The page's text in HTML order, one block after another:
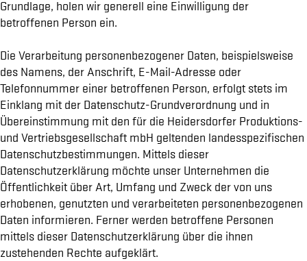
Grundlage, holen wir generell eine Einwilligung der
betroffenen Person ein.
Die Verarbeitung personenbezogener Daten, beispielsweise
des Namens, der Anschrift, E-Mail-Adresse oder
Telefonnummer einer betroffenen Person, erfolgt stets im
Einklang mit der Datenschutz-Grundverordnung und in
Übereinstimmung mit den für die Heidersdorfer Produktions-
und Vertriebsgesellschaft mbH geltenden landesspezifischen
Datenschutzbestimmungen. Mittels dieser
Datenschutzerklärung möchte unser Unternehmen die
Öffentlichkeit über Art, Umfang und Zweck der von uns
erhobenen, genutzten und verarbeiteten personenbezogenen
Daten informieren. Ferner werden betroffene Personen
mittels dieser Datenschutzerklärung über die ihnen
zustehenden Rechte aufgeklärt.